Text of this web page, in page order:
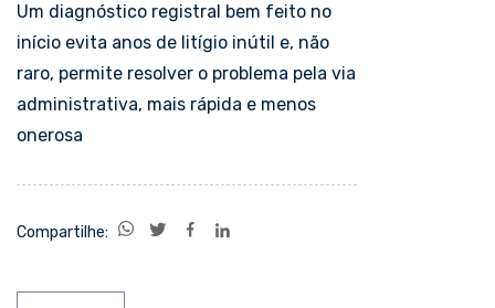
Um diagnóstico registral bem feito no
início evita anos de litígio inútil e, não
raro, permite resolver o problema pela via
administrativa, mais rápida e menos
onerosa
Compartilhe: